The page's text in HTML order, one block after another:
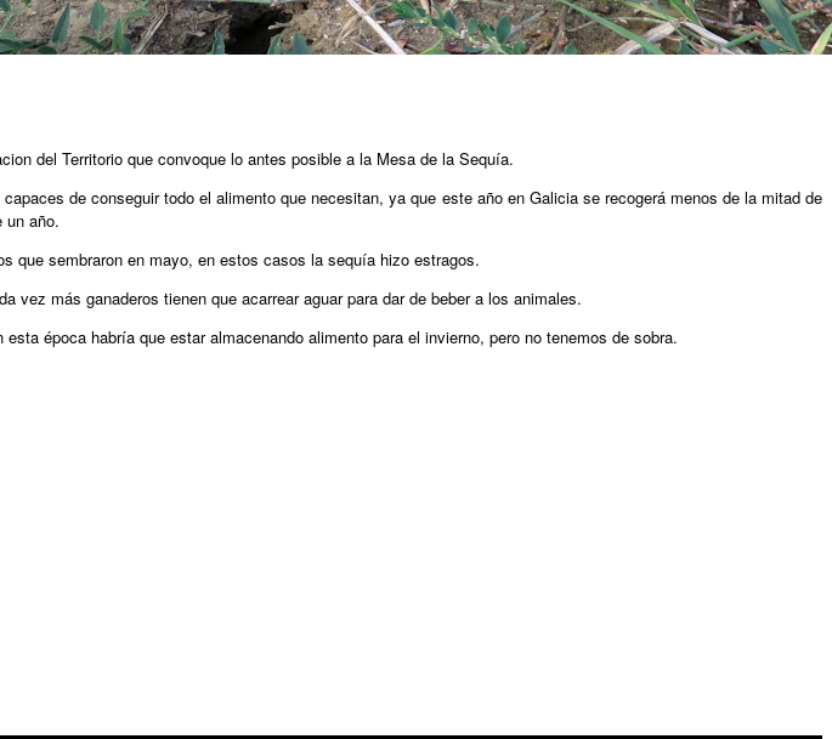
del Territorio que convoque lo antes posible a la Mesa de la Sequía.
de conseguir todo el alimento que necesitan, ya que este año en Galicia se recogerá menos de la mitad de
un año.
que sembraron en mayo, en estos casos la sequía hizo estragos.
vez más ganaderos tienen que acarrear aguar para dar de beber a los animales.
época habría que estar almacenando alimento para el invierno, pero no tenemos de sobra.